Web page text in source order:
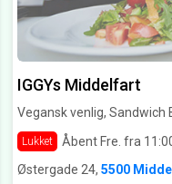
IGGYs Middelfart
Vegansk venlig, Sandwich
Lukket
Åbent Fre. fra
Østergade 24, 5500